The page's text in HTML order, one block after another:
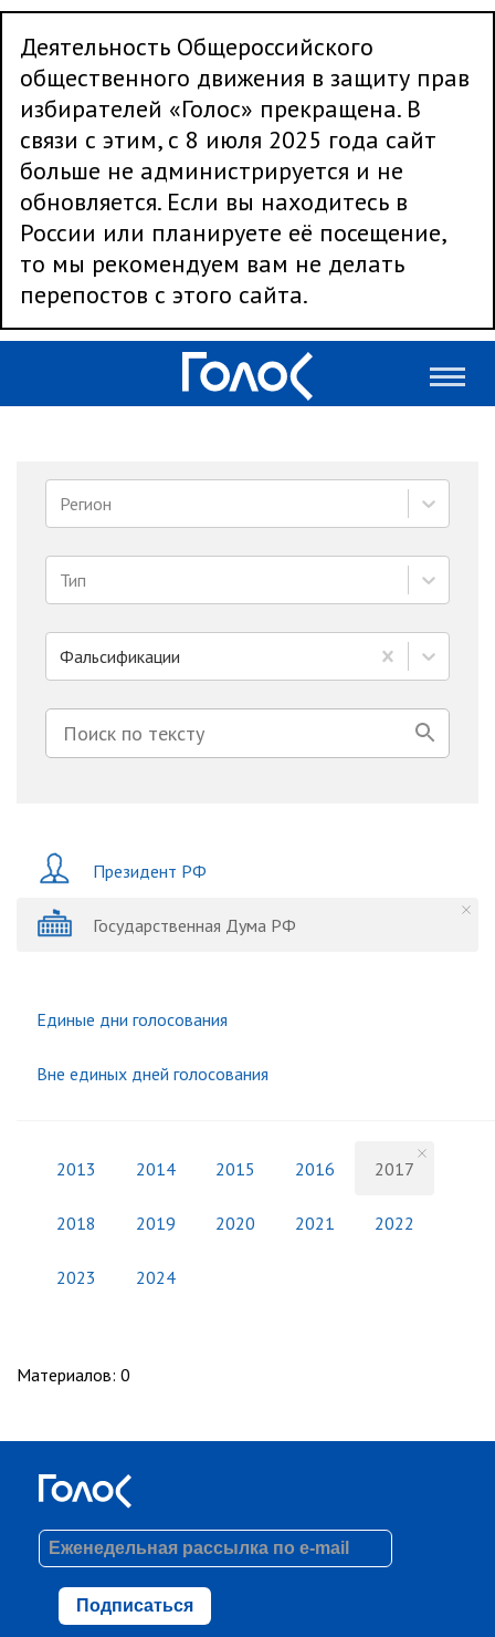
Деятельность Общероссийского
общественного движения в защиту прав
избирателей «Голос» прекращена. В
связи с этим, с 8 июля 2025 года сайт
больше не администрируется и не
обновляется. Если вы находитесь в
России или планируете её посещение,
то мы рекомендуем вам не делать
перепостов с этого сайта.
Регион
Тип
Фальсификации
Президент РФ
Государственная Дума РФ
Единые дни голосования
Вне единых дней голосования
2013 2014 2015 2016 2017
2018 2019 2020 2021 2022
2023 2024
Материалов: 0
Подписаться